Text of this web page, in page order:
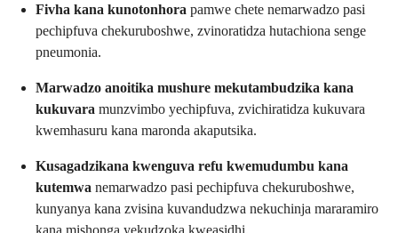
Fivha kana kunotonhora pamwe chete nemarwadzo pasi
pechipfuva chekuruboshwe, zvinoratidza hutachiona senge
pneumonia.
Marwadzo anoitika mushure mekutambudzika kana
kukuvara munzvimbo yechipfuva, zvichiratidza kukuvara
kwemhasuru kana maronda akaputsika.
Kusagadzikana kwenguva refu kwemudumbu kana
kutemwa nemarwadzo pasi pechipfuva chekuruboshwe,
kunyanya kana zvisina kuvandudzwa nekuchinja mararamiro
kana mishonga yekudzoka kweasidhi.